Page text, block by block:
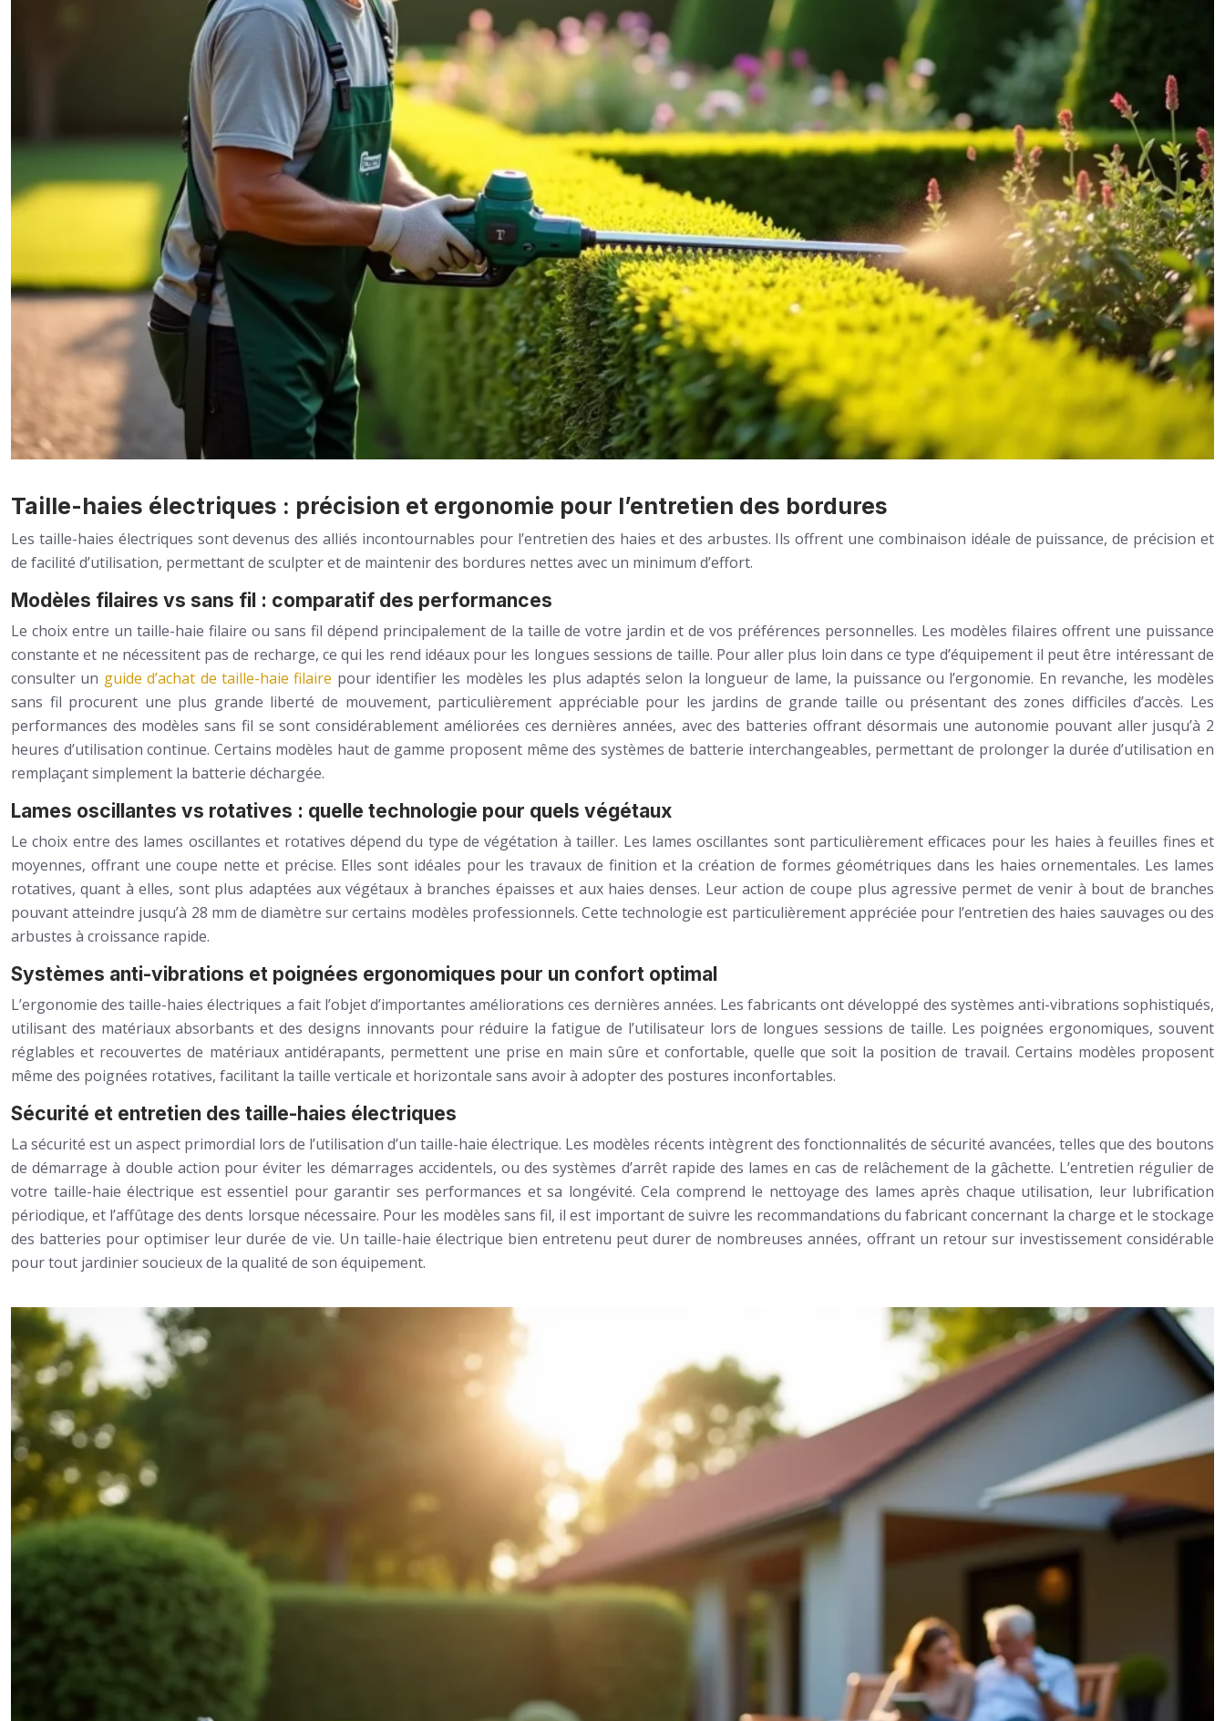
Taille-haies électriques : précision et ergonomie pour l’entretien des bordures
Les taille-haies électriques sont devenus des alliés incontournables pour l’entretien des haies et des arbustes. Ils offrent une combinaison idéale de puissance, de précision et
de facilité d’utilisation, permettant de sculpter et de maintenir des bordures nettes avec un minimum d’effort.
Modèles filaires vs sans fil : comparatif des performances
Le choix entre un taille-haie filaire ou sans fil dépend principalement de la taille de votre jardin et de vos préférences personnelles. Les modèles filaires offrent une puissance
constante et ne nécessitent pas de recharge, ce qui les rend idéaux pour les longues sessions de taille. Pour aller plus loin dans ce type d’équipement il peut être intéressant de
consulter un guide d’achat de taille-haie filaire pour identifier les modèles les plus adaptés selon la longueur de lame, la puissance ou l’ergonomie. En revanche, les modèles
sans fil procurent une plus grande liberté de mouvement, particulièrement appréciable pour les jardins de grande taille ou présentant des zones difficiles d’accès. Les
performances des modèles sans fil se sont considérablement améliorées ces dernières années, avec des batteries offrant désormais une autonomie pouvant aller jusqu’à 2
heures d’utilisation continue. Certains modèles haut de gamme proposent même des systèmes de batterie interchangeables, permettant de prolonger la durée d’utilisation en
remplaçant simplement la batterie déchargée.
Lames oscillantes vs rotatives : quelle technologie pour quels végétaux
Le choix entre des lames oscillantes et rotatives dépend du type de végétation à tailler. Les lames oscillantes sont particulièrement efficaces pour les haies à feuilles fines et
moyennes, offrant une coupe nette et précise. Elles sont idéales pour les travaux de finition et la création de formes géométriques dans les haies ornementales. Les lames
rotatives, quant à elles, sont plus adaptées aux végétaux à branches épaisses et aux haies denses. Leur action de coupe plus agressive permet de venir à bout de branches
pouvant atteindre jusqu’à 28 mm de diamètre sur certains modèles professionnels. Cette technologie est particulièrement appréciée pour l’entretien des haies sauvages ou des
arbustes à croissance rapide.
Systèmes anti-vibrations et poignées ergonomiques pour un confort optimal
L’ergonomie des taille-haies électriques a fait l’objet d’importantes améliorations ces dernières années. Les fabricants ont développé des systèmes anti-vibrations sophistiqués,
utilisant des matériaux absorbants et des designs innovants pour réduire la fatigue de l’utilisateur lors de longues sessions de taille. Les poignées ergonomiques, souvent
réglables et recouvertes de matériaux antidérapants, permettent une prise en main sûre et confortable, quelle que soit la position de travail. Certains modèles proposent
même des poignées rotatives, facilitant la taille verticale et horizontale sans avoir à adopter des postures inconfortables.
Sécurité et entretien des taille-haies électriques
La sécurité est un aspect primordial lors de l’utilisation d’un taille-haie électrique. Les modèles récents intègrent des fonctionnalités de sécurité avancées, telles que des boutons
de démarrage à double action pour éviter les démarrages accidentels, ou des systèmes d’arrêt rapide des lames en cas de relâchement de la gâchette. L’entretien régulier de
votre taille-haie électrique est essentiel pour garantir ses performances et sa longévité. Cela comprend le nettoyage des lames après chaque utilisation, leur lubrification
périodique, et l’affûtage des dents lorsque nécessaire. Pour les modèles sans fil, il est important de suivre les recommandations du fabricant concernant la charge et le stockage
des batteries pour optimiser leur durée de vie. Un taille-haie électrique bien entretenu peut durer de nombreuses années, offrant un retour sur investissement considérable
pour tout jardinier soucieux de la qualité de son équipement.